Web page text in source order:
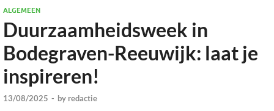
ALGEMEEN
Duurzaamheidsweek in
Bodegraven-Reeuwijk: laat je
inspireren!
13/08/2025 - by redactie